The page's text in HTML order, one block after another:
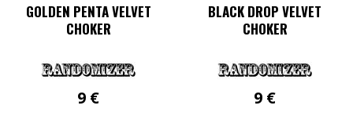
GOLDEN PENTA VELVET
CHOKER
9 €
BLACK DROP VELVET
CHOKER
9 €